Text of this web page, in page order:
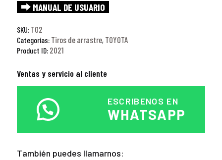
⮕ MANUAL DE USUARIO
SKU: T02
Categorías: Tiros de arrastre, TOYOTA
Product ID: 2021
Ventas y servicio al cliente
ESCRIBENOS EN
WHATSAPP
También puedes llamarnos: